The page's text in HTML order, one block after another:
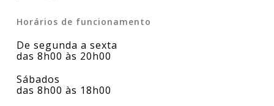
Horários de funcionamento
De segunda a sexta
das 8h00 às 20h00
Sábados
das 8h00 às 18h00